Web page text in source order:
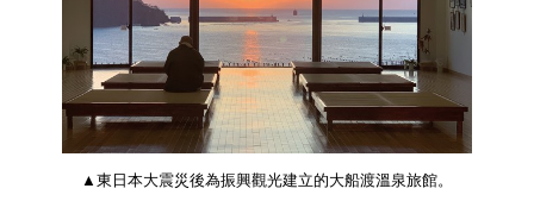
▲東日本大震災後為振興觀光建立的大船渡溫泉旅館。